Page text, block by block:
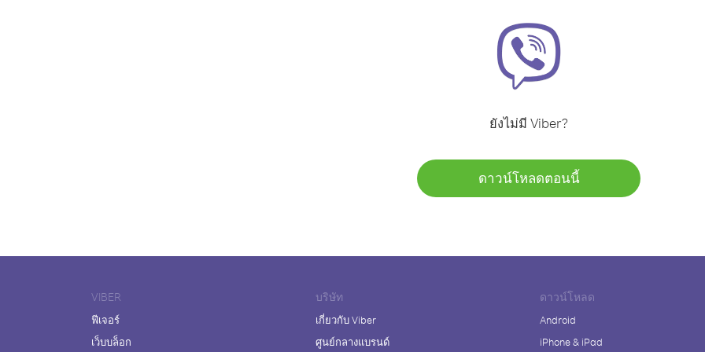
ยังไม่มี Viber?
ดาวน์โหลดตอนนี้
VIBER
ฟีเจอร์
เว็บบล็อก
บริษัท
เกี่ยวกับ Viber
ศูนย์กลางแบรนด์
ดาวน์โหลด
Android
iPhone & iPad